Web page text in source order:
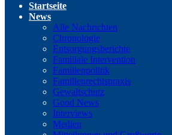
Startseite
News
Alle Nachrichten
Chronologie
Entsorgungsberichte
Familiale Intervention
Familienpolitik
Familienrechtspraxis
Gewaltschutz
Good News
Interviews
Medien